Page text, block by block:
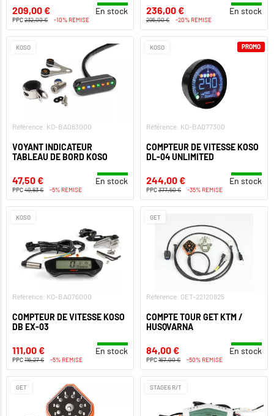
209,00 € En stock
PPC232,00 € -10% REMISE
236,00 € En stock
295,00 € -20% REMISE
KOSO
Référence: KO-BA083000
VOYANT INDICATEUR
TABLEAU DE BORD KOSO
47,50 € En stock
PPC49,83 € -5% REMISE
KOSO
Référence: KO-BA077300
COMPTEUR DE VITESSE KOSO
DL-04 UNLIMITED
244,00 € En stock
PPC377,50 € -35% REMISE
PROMO
KOSO
Référence: KO-BA076000
COMPTEUR DE VITESSE KOSO
DB EX-03
111,00 € En stock
PPC116,27 € -5% REMISE
GET
Référence: GET-22120825
COMPTE TOUR GET KTM /
HUSQVARNA
84,00 € En stock
PPC167,00 € -50% REMISE
GET STAGE6 R/T